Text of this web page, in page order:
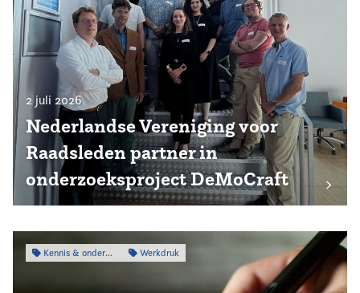
2 juli 2026
Nederlandse Vereniging voor
Raadsleden partner in
onderzoeksproject DeMoCraft
Kennis & onderzoek Werkdruk